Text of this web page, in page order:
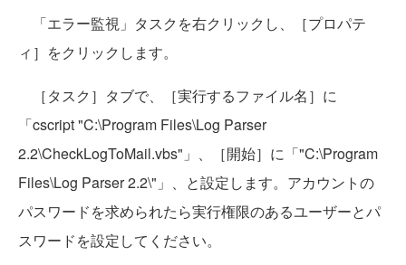
「エラー監視」タスクを右クリックし、［プロパテ
ィ］をクリックします。
［タスク］タブで、［実行するファイル名］に
「cscript "C:\Program Files\Log Parser
2.2\CheckLogToMail.vbs"」、［開始］に「"C:\Program
Files\Log Parser 2.2\"」、と設定します。アカウントの
パスワードを求められたら実行権限のあるユーザーとパ
スワードを設定してください。